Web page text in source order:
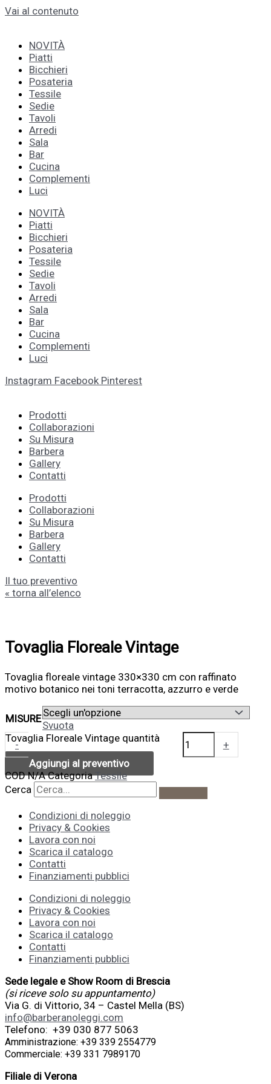
Vai al contenuto
NOVITÀ
Piatti
Bicchieri
Posateria
Tessile
Sedie
Tavoli
Arredi
Sala
Bar
Cucina
Complementi
Luci
NOVITÀ
Piatti
Bicchieri
Posateria
Tessile
Sedie
Tavoli
Arredi
Sala
Bar
Cucina
Complementi
Luci
Instagram Facebook Pinterest
Prodotti
Collaborazioni
Su Misura
Barbera
Gallery
Contatti
Prodotti
Collaborazioni
Su Misura
Barbera
Gallery
Contatti
Il tuo preventivo
« torna all’elenco
Tovaglia Floreale Vintage
Tovaglia floreale vintage 330×330 cm con raffinato
motivo botanico nei toni terracotta, azzurro e verde
MISURE
Svuota
-
Tovaglia Floreale Vintage quantità
+
Aggiungi al preventivo
CODN/ACategoria Tessile
Cerca
Condizioni di noleggio
Privacy & Cookies
Lavora con noi
Scarica il catalogo
Contatti
Finanziamenti pubblici
Condizioni di noleggio
Privacy & Cookies
Lavora con noi
Scarica il catalogo
Contatti
Finanziamenti pubblici
Sede legale e Show Room di Brescia
(si riceve solo su appuntamento)
Via G. di Vittorio, 34 – Castel Mella (BS)
info@barberanoleggi.com
Telefono: +39 030 877 5063
Amministrazione: +39 339 2554779
Commerciale: +39 331 7989170
Filiale di Verona